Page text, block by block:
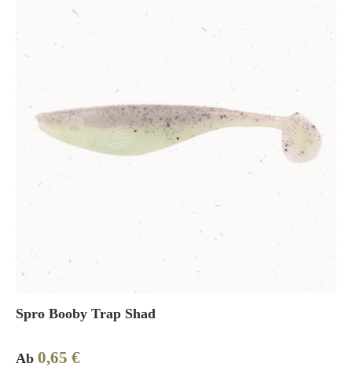
Spro Booby Trap Shad
Regulärer Preis:
Ab 0,65 €